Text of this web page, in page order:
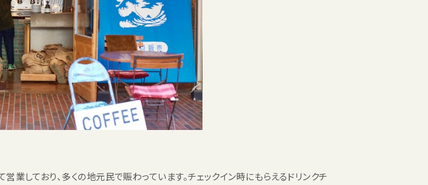
しており、多くの地元民で賑わっています。チェックイン時にもらえるドリンクチ